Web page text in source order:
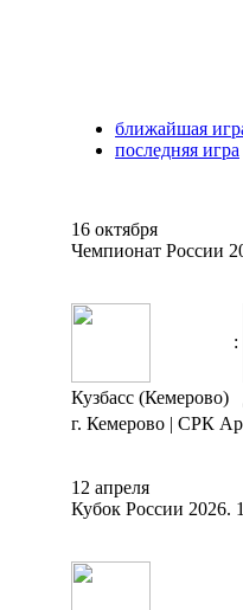
ближайшая
последняя игра
16 октября
Чемпионат России
:
Кузбасс (Кемерово)
г. Кемерово | СРК
12 апреля
Кубок России 2026.